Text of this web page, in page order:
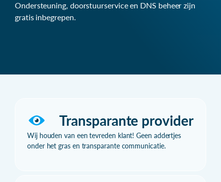
Ondersteuning, doorstuurservice en DNS beheer zijn
gratis inbegrepen.
Transparante provider
Wij houden van een tevreden klant! Geen addertjes
onder het gras en transparante communicatie.